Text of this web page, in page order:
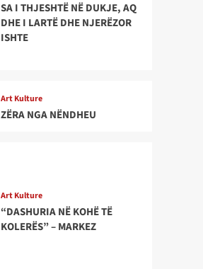
SA I THJESHTË NË DUKJE, AQ
DHE I LARTË DHE NJERËZOR
ISHTE
Art Kulture
ZËRA NGA NËNDHEU
Art Kulture
“DASHURIA NË KOHË TË
KOLERËS” – MARKEZ